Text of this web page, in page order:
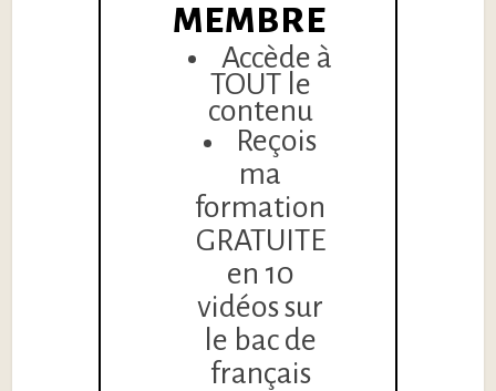
MEMBRE
Accède à
TOUT le
contenu
Reçois
ma
formation
GRATUITE
en 10
vidéos sur
le bac de
français